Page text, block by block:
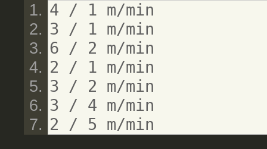
4 / 1 m/min
3 / 1 m/min
6 / 2 m/min
2 / 1 m/min
3 / 2 m/min
3 / 4 m/min
2 / 5 m/min